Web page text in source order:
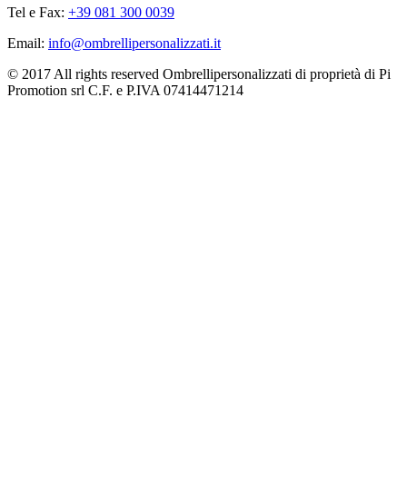
Tel e Fax: +39 081 300 0039
Email: info@ombrellipersonalizzati.it
© 2017 All rights reserved Ombrellipersonalizzati di proprietà di Pi
Promotion srl C.F. e P.IVA 07414471214